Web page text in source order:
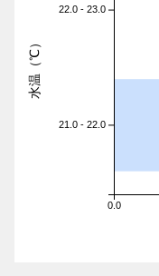
0.0
22.0 - 23.0
21.0 - 22.0
水温（℃）